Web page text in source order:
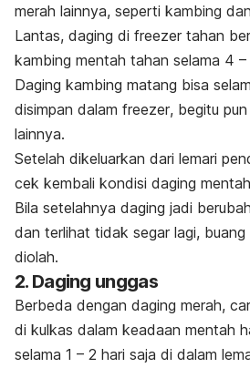
merah lainnya, seperti kambing
Lantas, daging di freezer tahan
kambing mentah tahan selama 4 –
Daging kambing matang bisa
disimpan dalam freezer, begitu
lainnya.
Setelah dikeluarkan dari lemari
cek kembali kondisi daging
Bila setelahnya daging jadi
dan terlihat tidak segar lagi,
diolah.
2. Daging unggas
Berbeda dengan daging merah,
di kulkas dalam keadaan mentah
selama 1 – 2 hari saja di dalam